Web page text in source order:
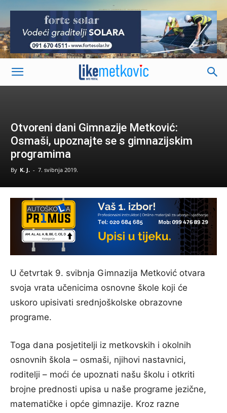
-
Otvoreni dani Gimnazije Metković:
Osmaši, upoznajte se s gimnazijskim
programima
By K. J. - 7. svibnja 2019.
U četvrtak 9. svibnja Gimnazija Metković otvara
svoja vrata učenicima osnovne škole koji će
uskoro upisivati srednjoškolske obrazovne
programe.
Toga dana posjetitelji iz metkovskih i okolnih
osnovnih škola – osmaši, njihovi nastavnici,
roditelji – moći će upoznati našu školu i otkriti
brojne prednosti upisa u naše programe jezične,
matematičke i opće gimnazije. Kroz razne